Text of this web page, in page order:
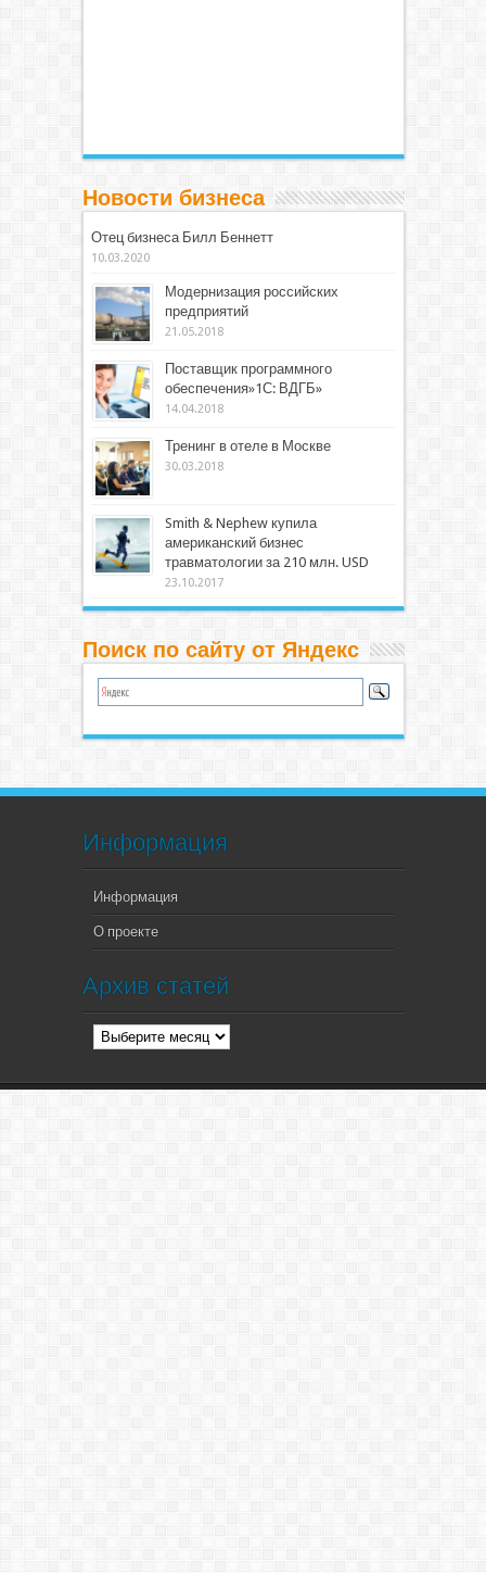
Новости бизнеса
Отец бизнеса Билл Беннетт
10.03.2020
Модернизация российских
предприятий
21.05.2018
Поставщик программного
обеспечения»1С: ВДГБ»
14.04.2018
Тренинг в отеле в Москве
30.03.2018
Smith & Nephew купила
американский бизнес
травматологии за 210 млн. USD
23.10.2017
Поиск по сайту от Яндекс
Информация
Информация
О проекте
Архив статей
Архив
статей